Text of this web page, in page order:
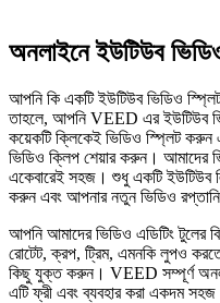
অনলাইনে ইউটিউব
আপনি কি একটি ইউটিউব ভিডিও
তাহলে, আপনি VEED এর ইউটিউব
কয়েকটি ক্লিকেই ভিডিও স্প্লিট করুন
ভিডিও ক্লিপ শেয়ার করুন। আমাদের
একেবারেই সহজ। শুধু একটি ইউটিউব
করুন এবং আপনার নতুন ভিডিও
আপনি আমাদের ভিডিও এডিটিং টুলের
রোটেট, ক্রপ, ট্রিম, এমনকি লুপও
কিছু যুক্ত করুন। VEED সম্পূর্ণ
এটি ফ্রী এবং ব্যবহার করা একদম